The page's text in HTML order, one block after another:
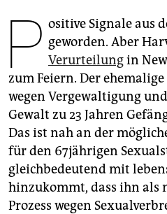
genossenschaft
epaper login
P ositive Signale aus
geworden. Aber
Verurteilungin
zum Feiern. Der
wegen Vergewaltigung
Gewalt zu 23 Jahren
Das ist nah an der
für den 67jährigen
gleichbedeutend mit
hinzukommt, dass ihn als
Prozess wegen